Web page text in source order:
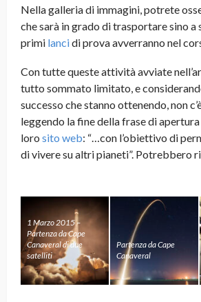
Nella galleria di immagini, potrete
che sarà in grado di trasportare sino a
primi lancidi prova avverranno nel
Con tutte queste attività avviate
tutto sommato limitato, e
successo che stanno ottenendo, non
leggendo la fine della frase di
loro sito web: “…con l’obiettivo di
di vivere su altri pianeti”. Potrebbero
1 Marzo 2015 –
Partenza da Cape
Canaveral di due
satelliti
Partenza da Cape
Canaveral